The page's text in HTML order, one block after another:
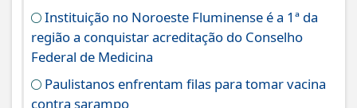
Instituição no Noroeste Fluminense é a 1ª da
região a conquistar acreditação do Conselho
Federal de Medicina
Paulistanos enfrentam filas para tomar vacina
contra sarampo